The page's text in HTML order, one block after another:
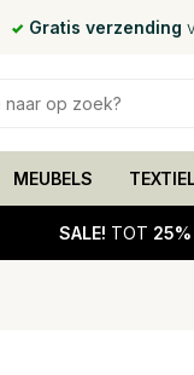
Gratis verzending
MEUBELS
SALE! TOT 25%